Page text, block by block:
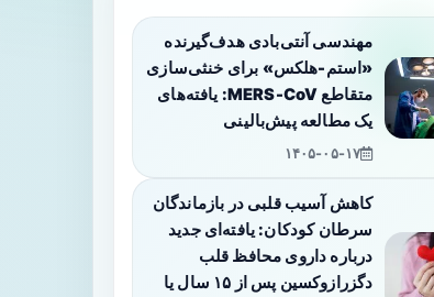
مهندسی آنتی‌بادی هدف‌گیرنده
«استم-هلکس» برای خنثی‌سازی
متقاطع MERS-CoV: یافته‌های
یک مطالعه پیش‌بالینی
۱۴۰۵-۰۵-۱۷
کاهش آسیب قلبی در بازماندگان
سرطان کودکان: یافته‌ای جدید
درباره داروی محافظ قلب
دگزرازوکسین پس از ۱۵ سال یا